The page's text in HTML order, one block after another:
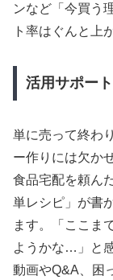
ンなど「今買う
ト率はぐんと上
活用サポー
単に売って終わ
ー作りには欠か
食品宅配を頼ん
単レシピ」が書
ます。「ここま
ようかな…」と
動画やQ&A、困